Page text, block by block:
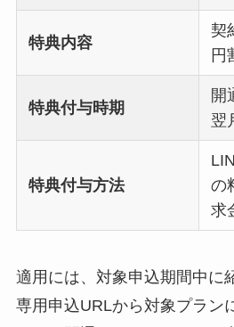
特典内容
契
円
特典付与時期
開
翌
特典付与方法
の
求
適用には、対象申込期間中に
専用申込URLから対象プラン